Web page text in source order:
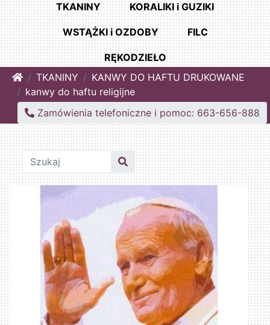
TKANINY KORALIKI i GUZIKI
WSTĄŻKI i OZDOBY FILC
RĘKODZIEŁO
HomeTKANINY
KANWY DO HAFTU DRUKOWANE
kanwy do haftu religijne
Zamówienia telefoniczne i pomoc: 663-656-888